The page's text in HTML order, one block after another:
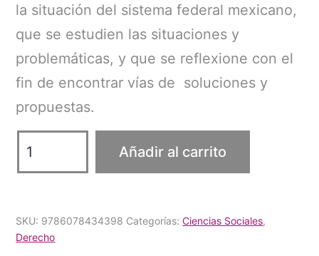
la situación del sistema federal mexicano,
que se estudien las situaciones y
problemáticas, y que se reflexione con el
fin de encontrar vías de soluciones y
propuestas.
reformas
su
impacto
Añadir al carrito
SKU: 9786078434398 Categorías:Ciencias Sociales,
Derecho